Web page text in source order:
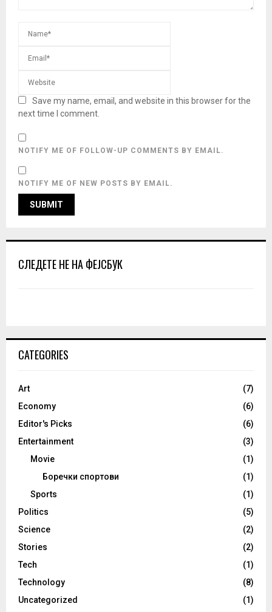
Save my name, email, and website in this browser for the
next time I comment.
NOTIFY ME OF FOLLOW-UP COMMENTS BY EMAIL.
NOTIFY ME OF NEW POSTS BY EMAIL.
СЛЕДЕТЕ НЕ НА ФЕЈСБУК
CATEGORIES
Art
(7)
Economy
(6)
Editor's Picks
(6)
Entertainment
(3)
Movie
(1)
Боречки спортови
(1)
Sports
(1)
Politics
(5)
Science
(2)
Stories
(2)
Tech
(1)
Technology
(8)
Uncategorized
(1)